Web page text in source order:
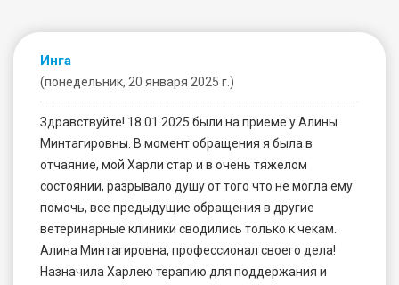
Инга
(понедельник, 20 января 2025 г.)
Здравствуйте! 18.01.2025 были на приеме у Алины
Минтагировны. В момент обращения я была в
отчаяние, мой Харли стар и в очень тяжелом
состоянии, разрывало душу от того что не могла ему
помочь, все предыдущие обращения в другие
ветеринарные клиники сводились только к чекам.
Алина Минтагировна, профессионал своего дела!
Назначила Харлею терапию для поддержания и